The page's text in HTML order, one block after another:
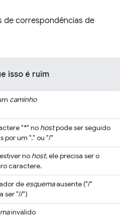
de correspondências de
isso é ruim
caminho
"*" no hostpode ser seguido
por um "." ou "/"
no host, ele precisa ser o
caractere.
de esquemaausente ("/"
ser "//")
inválido